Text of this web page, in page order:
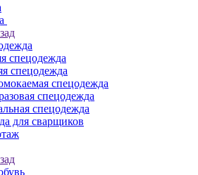
спецодежда
спецодежда
спецодежда
спецодежда
спецодежда
для сварщиков